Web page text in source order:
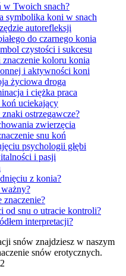
w Twoich snach?
symbolika koni w snach
autorefleksji
do czarnego konia
czystości i sukcesu
koloru konia
i aktywności koni
życiowa droga
i ciężka praca
uciekający
ostrzegawcze?
zwierzęcia
snu koń
psychologii głębi
i pasji
z konia?
od snu o utracie kontroli?
interpretacji?
snów znajdziesz w naszym
snów erotycznych.